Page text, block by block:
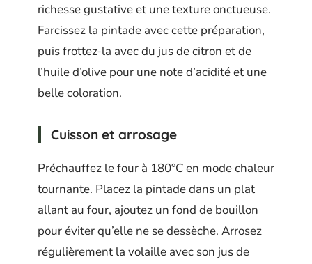
richesse gustative et une texture onctueuse.
Farcissez la pintade avec cette préparation,
puis frottez-la avec du jus de citron et de
l’huile d’olive pour une note d’acidité et une
belle coloration.
Cuisson et arrosage
Préchauffez le four à 180°C en mode chaleur
tournante. Placez la pintade dans un plat
allant au four, ajoutez un fond de bouillon
pour éviter qu’elle ne se dessèche. Arrosez
régulièrement la volaille avec son jus de